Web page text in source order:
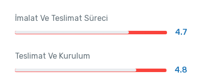
İmalat Ve Teslimat Süreci
4.7
Teslimat Ve Kurulum
4.8